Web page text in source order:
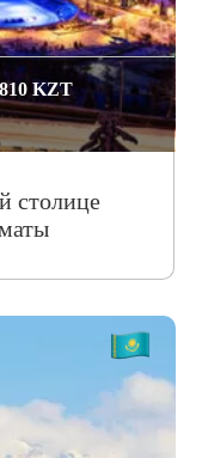
KZT
столице